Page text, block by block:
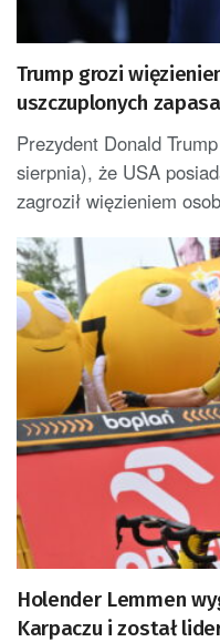
Trump grozi
uszczuplonych
Prezydent Donald
sierpnia), że USA
zagroził więzieniem
Holender Lemmen
Karpaczu i został